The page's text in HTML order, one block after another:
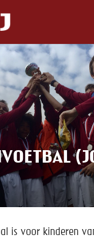
is voor kinderen